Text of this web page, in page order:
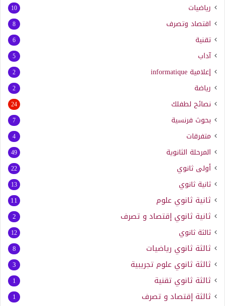
رياضيات 10
اقتصاد وتصرف 8
تقنية 6
آداب 5
إعلامية informatique
2
رياضة 2
نصائح لطفلك 24
بحوث فرنسية 7
متفرقات 4
المرحلة الثانوية 49
أولى ثانوي 22
ثانية ثانوي 13
ثانية ثانوي علوم 11
ثانية ثانوي إقتصاد و تصرف 2
ثالثة ثانوي 12
ثالثة ثانوي رياضيات 8
ثالثة ثانوي علوم تجريبية 3
ثالثة ثانوي تقنية 1
ثالثة إقتصاد و تصرف 1